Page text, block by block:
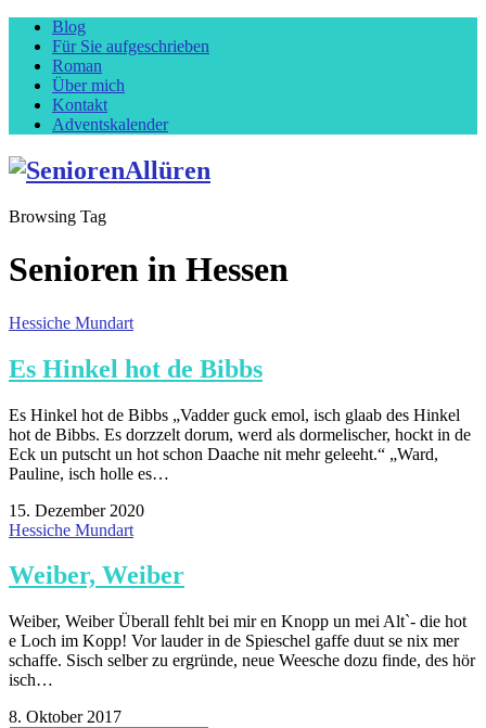
Blog
Für Sie aufgeschrieben
Roman
Über mich
Kontakt
Adventskalender
Browsing Tag
Senioren in Hessen
Hessiche Mundart
Es Hinkel hot de Bibbs
Es Hinkel hot de Bibbs „Vadder guck emol, isch glaab des Hinkel
hot de Bibbs. Es dorzzelt dorum, werd als dormelischer, hockt in de
Eck un putscht un hot schon Daache nit mehr geleeht.“ „Ward,
Pauline, isch holle es…
15. Dezember 2020
Hessiche Mundart
Weiber, Weiber
Weiber, Weiber Überall fehlt bei mir en Knopp un mei Alt`- die hot
e Loch im Kopp! Vor lauder in de Spieschel gaffe duut se nix mer
schaffe. Sisch selber zu ergründe, neue Weesche dozu finde, des hör
isch…
8. Oktober 2017